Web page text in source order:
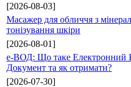
[2026-08-03]
Масажер для обличчя з
тонізування шкіри
[2026-08-01]
е-ВОД: Що таке Електронний
Документ та як отримати?
[2026-07-30]